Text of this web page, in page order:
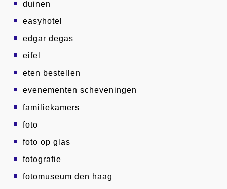
duinen
easyhotel
edgar degas
eifel
eten bestellen
evenementen scheveningen
familiekamers
foto
foto op glas
fotografie
fotomuseum den haag